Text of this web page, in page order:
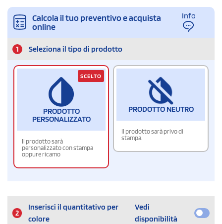
Calcola il tuo preventivo e acquista
online
Info
1 Seleziona il tipo di prodotto
PRODOTTO
PERSONALIZZATO
Il prodotto sarà
personalizzato con stampa
oppure ricamo
SCELTO
PRODOTTO NEUTRO
Il prodotto sarà privo di
stampa.
2
Inserisci il quantitativo per
colore
Vedi
disponibilità